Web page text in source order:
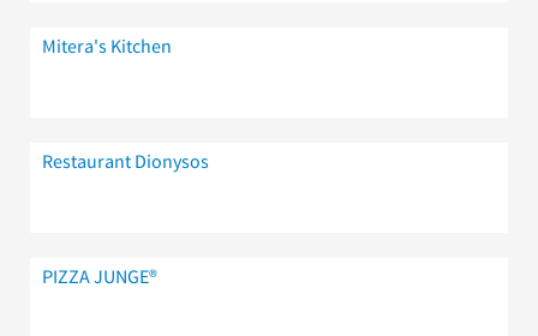
Mitera's Kitchen
Restaurant Dionysos
PIZZA JUNGE®